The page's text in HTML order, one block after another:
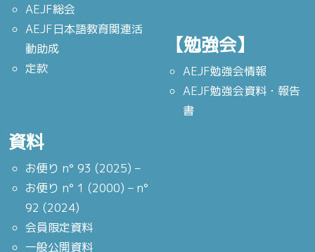
AEJF総会
AEJF日本語教育関連活
動助成
定款
【勉強会】
AEJF勉強会情報
AEJF勉強会資料・報告
書
資料
お便り n° 93 (2025) –
お便り n° 1 (2000) – n°
92 (2024)
会員限定資料
一般公開資料